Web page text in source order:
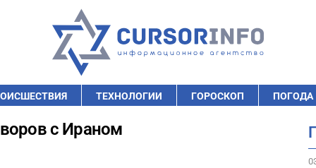
ТЕХНОЛОГИИ ГОРОСКОП ПОГОДА
с Ираном